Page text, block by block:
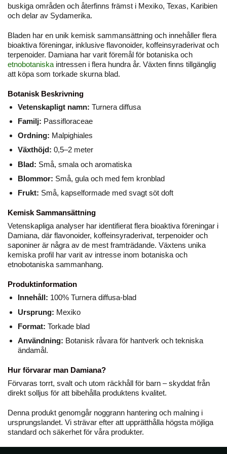
buskiga områden och återfinns främst i Mexiko, Texas, Karibien
och delar av Sydamerika.
Bladen har en unik kemisk sammansättning och innehåller flera
bioaktiva föreningar, inklusive flavonoider, koffeinsyraderivat och
terpenoider. Damiana har varit föremål för botaniska och
etnobotaniska intressen i flera hundra år. Växten finns tillgänglig
att köpa som torkade skurna blad.
Botanisk Beskrivning
Vetenskapligt namn: Turnera diffusa
Familj: Passifloraceae
Ordning: Malpighiales
Växthöjd: 0,5–2 meter
Blad: Små, smala och aromatiska
Blommor: Små, gula och med fem kronblad
Frukt: Små, kapselformade med svagt söt doft
Kemisk Sammansättning
Vetenskapliga analyser har identifierat flera bioaktiva föreningar i
Damiana, där flavonoider, koffeinsyraderivat, terpenoider och
saponiner är några av de mest framträdande. Växtens unika
kemiska profil har varit av intresse inom botaniska och
etnobotaniska sammanhang.
Produktinformation
Innehåll: 100% Turnera diffusa-blad
Ursprung: Mexiko
Format: Torkade blad
Användning: Botanisk råvara för hantverk och tekniska
ändamål.
Hur förvarar man Damiana?
Förvaras torrt, svalt och utom räckhåll för barn – skyddat från
direkt solljus för att bibehålla produktens kvalitet.
Denna produkt genomgår noggrann hantering och malning i
ursprungslandet. Vi strävar efter att upprätthålla högsta möjliga
standard och säkerhet för våra produkter.